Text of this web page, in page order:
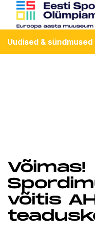
Uudised & sündmused
Võimas!
võitis